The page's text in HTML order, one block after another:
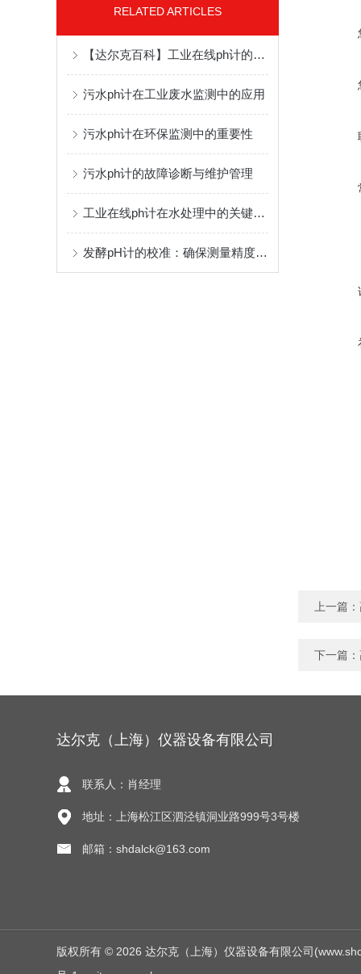
RELATED ARTICLES
【达尔克百科】工业在线ph计的工作原理及应用领域
污水ph计在工业废水监测中的应用
污水ph计在环保监测中的重要性
污水ph计的故障诊断与维护管理
工业在线ph计在水处理中的关键作用
发酵pH计的校准：确保测量精度的关键
上一篇：
下一篇：
达尔克（上海）仪器设备有限公司
联系人：肖经理
地址：上海松江区泗泾镇洞业路999号3号楼
邮箱：shdalck@163.com
版权所有 © 2026 达尔克（上海）仪器设备有限公司